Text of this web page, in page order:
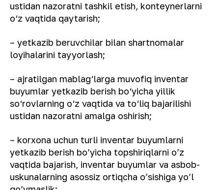
ustidan nazoratni tashkil etish, konteynerlarni
o‘z vaqtida qaytarish;
– yetkazib beruvchilar bilan shartnomalar
loyihalarini tayyorlash;
– ajratilgan mablag‘larga muvofiq inventar
buyumlar yetkazib berish bo‘yicha yillik
so‘rovlarning o‘z vaqtida va to‘liq bajarilishi
ustidan nazoratni amalga oshirish;
– korxona uchun turli inventar buyumlarni
yetkazib berish bo’yicha topshiriqlarni o’z
vaqtida bajarish, inventar buyumlar va asbob-
uskunalarning asossiz ortiqcha o’sishiga yo’l